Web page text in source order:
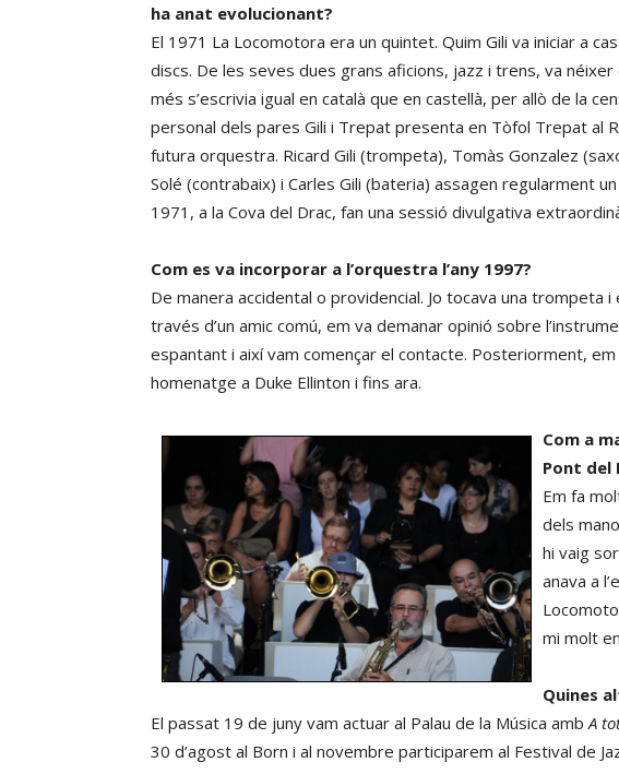
ha anat evolucionant?
El 1971 La Locomotora era un quintet. Quim Gili va iniciar a
discs. De les seves dues grans aficions, jazz i trens, va
més s’escrivia igual en català que en castellà, per allò de la
personal dels pares Gili i Trepat presenta en Tòfol Trepat al
futura orquestra. Ricard Gili (trompeta), Tomàs Gonzalez
Solé (contrabaix) i Carles Gili (bateria) assagen regularment
1971, a la Cova del Drac, fan una sessió divulgativa
Com es va incorporar a l’orquestra l’any 1997?
De manera accidental o providencial. Jo tocava una trompeta
través d’un amic comú, em va demanar opinió sobre
espantant i així vam començar el contacte. Posteriorment,
homenatge a Duke Ellinton i fins ara.
Com a
Pont del
Em fa
dels
hi vaig
anava a
mi molt
Quines
El passat 19 de juny vam actuar al Palau de la Música ambA
30 d’agost al Born i al novembre participarem al Festival de